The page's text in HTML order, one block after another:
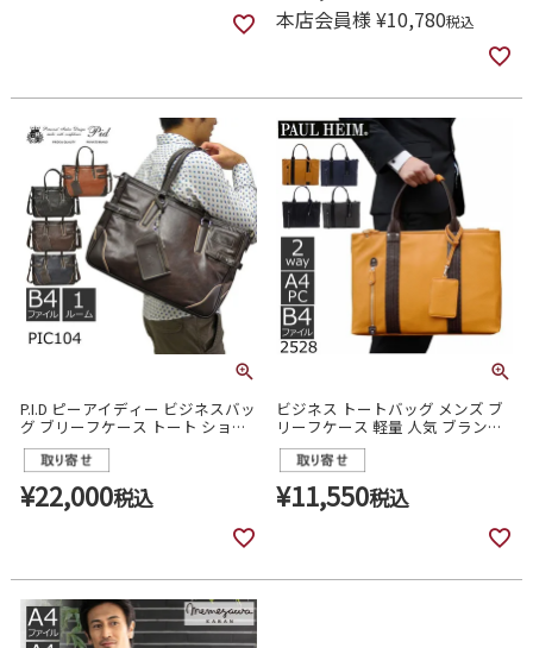
本店会員様¥10,780税込
P.I.D ピーアイディー ビジネスバッ
グ ブリーフケース トート ショル
ダーバッグ 軽量 通勤 メンズ
pic104
¥22,000税込
ビジネス トートバッグ メンズ ブ
リーフケース 軽量 人気 ブランド
通勤バッグ Paul heim メンズ 2528
¥11,550税込